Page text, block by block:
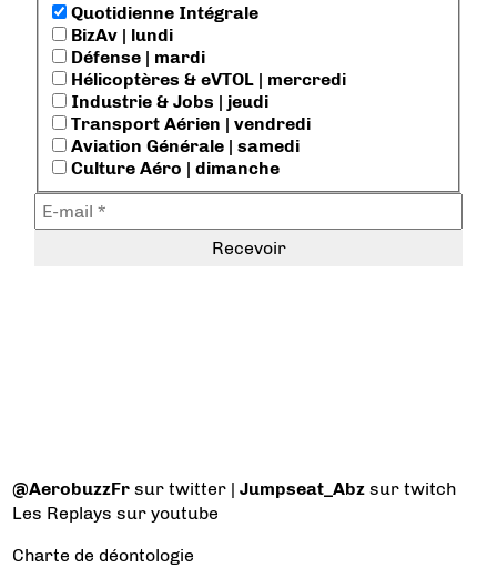
Quotidienne Intégrale
BizAv | lundi
Défense | mardi
Hélicoptères & eVTOL | mercredi
Industrie & Jobs | jeudi
Transport Aérien | vendredi
Aviation Générale | samedi
Culture Aéro | dimanche
@AerobuzzFr sur twitter |Jumpseat_Abz sur twitch
Les Replays sur youtube
Charte de déontologie